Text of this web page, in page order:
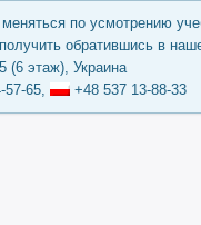
по усмотрению
обратившись в
(6 этаж), Украина
57-65, +48 537 13-88-33